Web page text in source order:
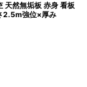
天然無垢板 赤身 看板
2.5m強位×厚み